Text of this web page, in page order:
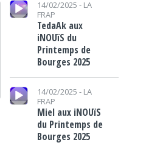
14/02/2025 - LA
FRAP
TedaAk aux
iNOUïS du
Printemps de
Bourges 2025
Lecteur audio
14/02/2025 - LA
FRAP
Miel aux iNOUïS
du Printemps de
Bourges 2025